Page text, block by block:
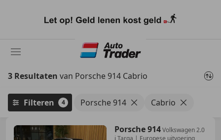
naar
3 Resultaten van Porsche 914 Cabrio
Filteren 4 Porsche 914 Cabrio
Porsche 914Volkswagen 2.0
i Targa | Europese uitvoering